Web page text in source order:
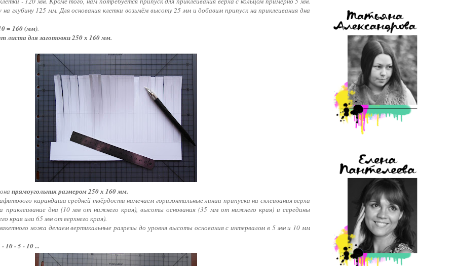
глубину 125 мм. Для основания клетки возьмём высоту 25 мм и добавим припуск на приклеивания дна
= 160 (мм).
листа для заготовки 250 х 160 мм.
прямоугольник размером 250 х 160 мм.
карандаша средней твёрдости намечаем горизонтальные линии припуска на склеивания верха
приклеивание дна (10 мм от нижнего края), высоты основания (35 мм от нижнего края) и середины
края или 65 мм от верхнего края).
ножа делаем вертикальные разрезы до уровня высоты основания с интервалом в 5 мм и 10 мм
10 - 5 - 10 ...